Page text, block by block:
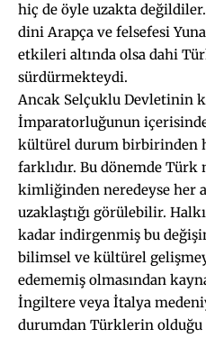
hiç de öyle uzakta
dini Arapça ve felsefesi
etkileri altında olsa dahi
sürdürmekteydi.
Ancak Selçuklu Devletinin
İmparatorluğunun
kültürel durum birbirinden
farklıdır. Bu dönemde
kimliğinden neredeyse her
uzaklaştığı görülebilir.
kadar indirgenmiş bu
bilimsel ve kültürel
edememiş olmasından
İngiltere veya İtalya
durumdan Türklerin